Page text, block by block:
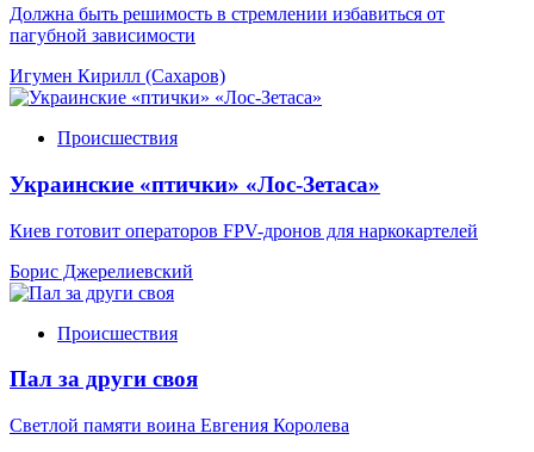
Должна быть решимость в стремлении избавиться от
пагубной зависимости
Игумен Кирилл (Сахаров)
Происшествия
Украинские «птички» «Лос-Зетаса»
Киев готовит операторов FPV-дронов для наркокартелей
Борис Джерелиевский
Происшествия
Пал за други своя
Светлой памяти воина Евгения Королева